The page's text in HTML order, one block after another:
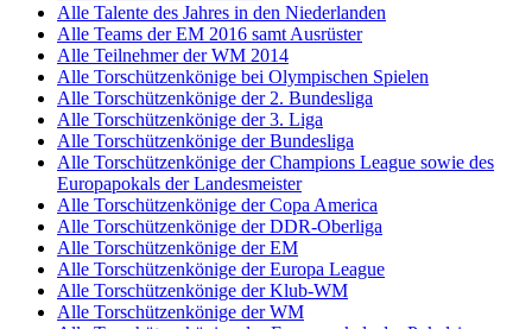
Alle Talente des Jahres in den Niederlanden
Alle Teams der EM 2016 samt Ausrüster
Alle Teilnehmer der WM 2014
Alle Torschützenkönige bei Olympischen Spielen
Alle Torschützenkönige der 2. Bundesliga
Alle Torschützenkönige der 3. Liga
Alle Torschützenkönige der Bundesliga
Alle Torschützenkönige der Champions League sowie des
Europapokals der Landesmeister
Alle Torschützenkönige der Copa America
Alle Torschützenkönige der DDR-Oberliga
Alle Torschützenkönige der EM
Alle Torschützenkönige der Europa League
Alle Torschützenkönige der Klub-WM
Alle Torschützenkönige der WM